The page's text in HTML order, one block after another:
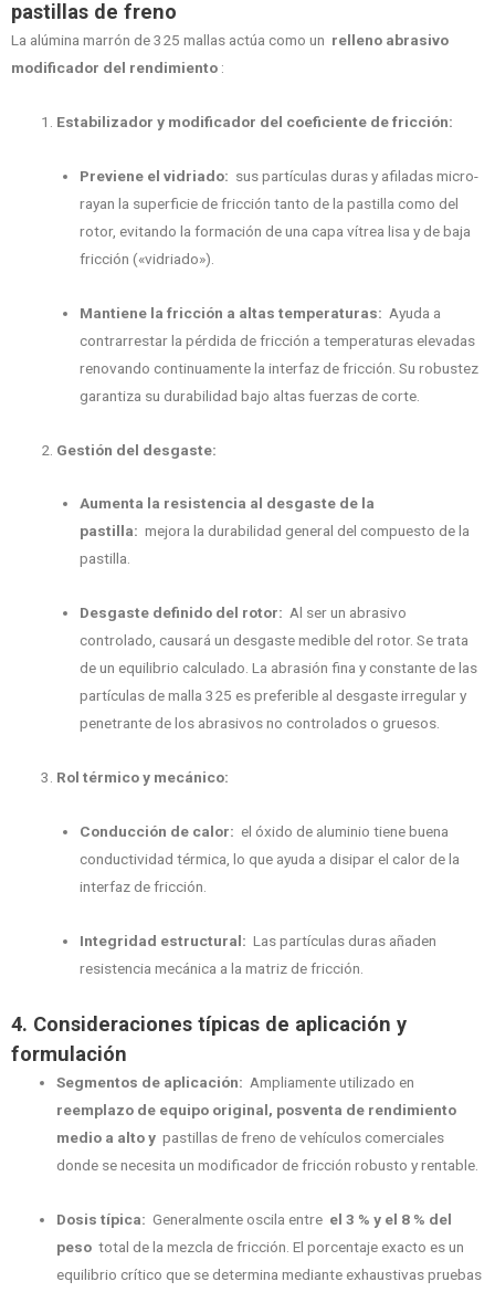
pastillas de freno
La alúmina marrón de 325 mallas actúa como un relleno abrasivo
modificador del rendimiento :
Estabilizador y modificador del coeficiente de fricción:
Previene el vidriado: sus partículas duras y afiladas micro-
rayan la superficie de fricción tanto de la pastilla como del
rotor, evitando la formación de una capa vítrea lisa y de baja
fricción («vidriado»).
Mantiene la fricción a altas temperaturas: Ayuda a
contrarrestar la pérdida de fricción a temperaturas elevadas
renovando continuamente la interfaz de fricción. Su robustez
garantiza su durabilidad bajo altas fuerzas de corte.
Gestión del desgaste:
Aumenta la resistencia al desgaste de la
pastilla: mejora la durabilidad general del compuesto de la
pastilla.
Desgaste definido del rotor: Al ser un abrasivo
controlado, causará un desgaste medible del rotor. Se trata
de un equilibrio calculado. La abrasión fina y constante de las
partículas de malla 325 es preferible al desgaste irregular y
penetrante de los abrasivos no controlados o gruesos.
Rol térmico y mecánico:
Conducción de calor: el óxido de aluminio tiene buena
conductividad térmica, lo que ayuda a disipar el calor de la
interfaz de fricción.
Integridad estructural: Las partículas duras añaden
resistencia mecánica a la matriz de fricción.
4. Consideraciones típicas de aplicación y
formulación
Segmentos de aplicación: Ampliamente utilizado en
reemplazo de equipo original, posventa de rendimiento
medio a alto y pastillas de freno de vehículos comerciales
donde se necesita un modificador de fricción robusto y rentable.
Dosis típica: Generalmente oscila entre el 3 % y el 8 % del
peso total de la mezcla de fricción. El porcentaje exacto es un
equilibrio crítico que se determina mediante exhaustivas pruebas